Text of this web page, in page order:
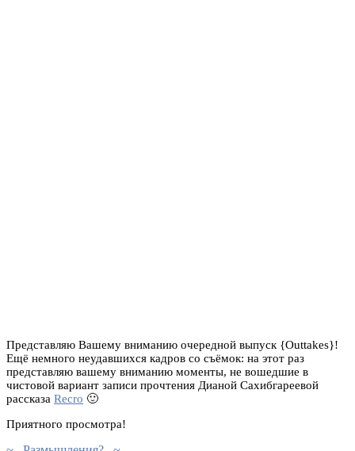
Представляю Вашему вниманию очередной выпуск {Outtakes}!
Ещё немного неудавшихся кадров со съёмок: на этот раз
представляю вашему вниманию моменты, не вошедшие в
чистовой вариант записи прочтения Дианой Сахибгареевой
рассказа Recro 🙂
Приятного просмотра!